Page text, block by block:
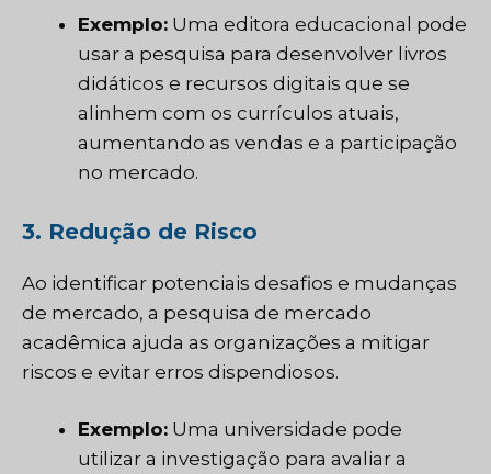
Exemplo: Uma editora educacional pode
usar a pesquisa para desenvolver livros
didáticos e recursos digitais que se
alinhem com os currículos atuais,
aumentando as vendas e a participação
no mercado.
3. Redução de Risco
Ao identificar potenciais desafios e mudanças
de mercado, a pesquisa de mercado
acadêmica ajuda as organizações a mitigar
riscos e evitar erros dispendiosos.
Exemplo: Uma universidade pode
utilizar a investigação para avaliar a